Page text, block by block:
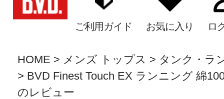
ご利用ガイド お気に入り ロ
HOME メンズ トップス
タンク・ラ
BVD Finest Touch EX ランニング 綿
のレビュー